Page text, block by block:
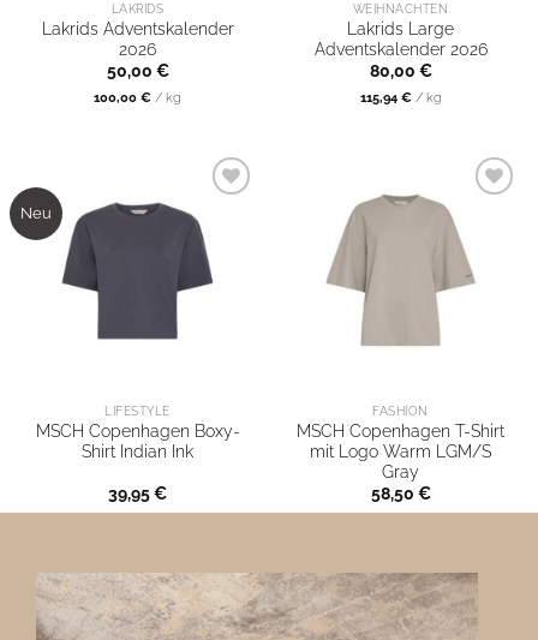
LAKRIDS
Lakrids Adventskalender
2026
50,00 €
100,00 € / kg
WEIHNACHTEN
Lakrids Large
Adventskalender 2026
80,00 €
115,94 € / kg
Neu
LIFESTYLE
MSCH Copenhagen Boxy-
Shirt Indian Ink
39,95€
FASHION
MSCH Copenhagen T-Shirt
mit Logo Warm LGM/S
Gray
58,50 €